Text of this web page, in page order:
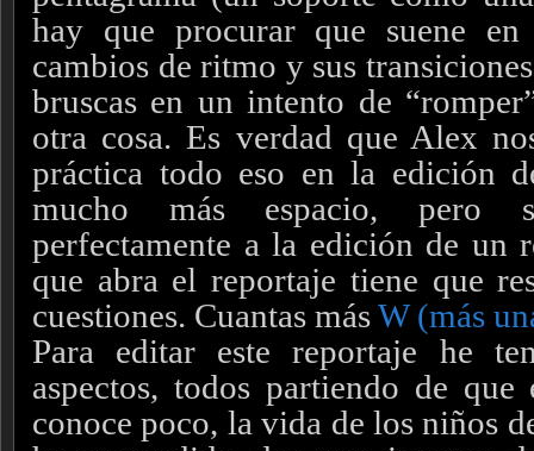
hay que procurar que suene en
cambios de ritmo y sus
bruscas en un intento de
otra cosa. Es verdad que Alex
práctica todo eso en la edición
mucho más espacio, pero
perfectamente a la edición de un
que abra el reportaje tiene que
cuestiones. Cuantas másW (más
Para editar este reportaje he
aspectos, todos partiendo de
conoce poco, la vida de los niños